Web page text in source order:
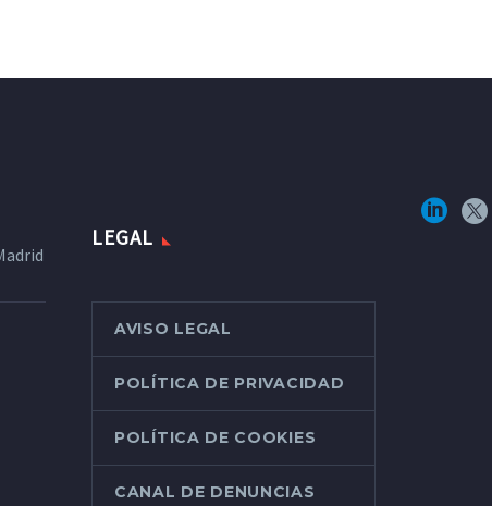
LEGAL
AVISO LEGAL
POLÍTICA DE PRIVACIDAD
POLÍTICA DE COOKIES
CANAL DE DENUNCIAS